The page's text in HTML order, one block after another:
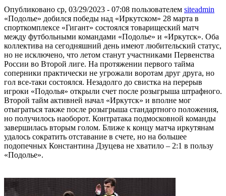
Опубликовано ср, 03/29/2023 - 07:08 пользователем siteadmin
«Подолье» добился победы над «Иркутском» 28 марта в
спорткомплексе «Гигант» состоялся товарищеский матч
между футбольными командами «Подолье» и «Иркутск». Оба
коллектива на сегодняшний день имеют любительский статус,
но не исключено, что летом станут участниками Первенства
России во Второй лиге. На протяжении первого тайма
соперники практически не угрожали воротам друг друга, но
гол все-таки состоялся. Незадолго до свистка на перерыв
игроки «Подолья» открыли счет после розыгрыша штрафного.
Второй тайм активней начал «Иркутск» и вполне мог
отыграться также после розыгрыша стандартного положения,
но получилось наоборот. Контратака подмосковной команды
завершилась вторым голом. Ближе к концу матча иркутянам
удалось сократить отставание в счете, но на большее
подопечных Константина Дзуцева не хватило – 2:1 в пользу
«Подолье».